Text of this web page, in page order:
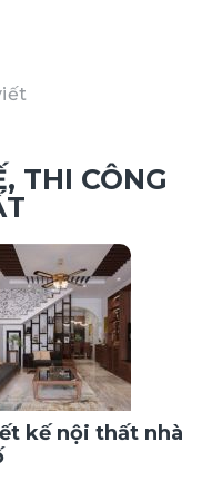
THI CÔNG
kế nội thất nhà